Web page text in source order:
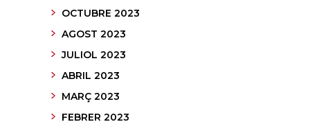
OCTUBRE 2023
AGOST 2023
JULIOL 2023
ABRIL 2023
MARÇ 2023
FEBRER 2023